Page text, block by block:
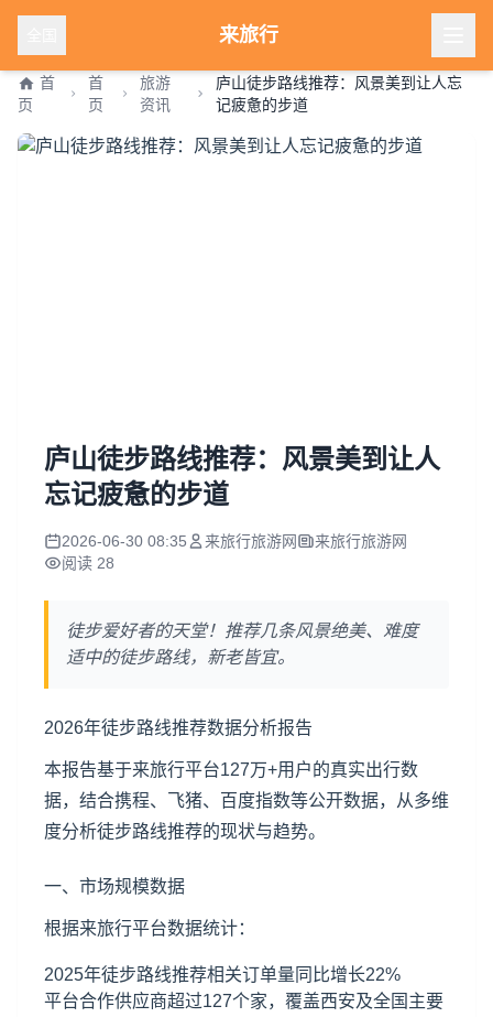
来旅行
首
页
首
页
旅游
资讯
庐山徒步路线推荐：风景美到让人忘
记疲惫的步道
庐山徒步路线推荐：风景美到让人
忘记疲惫的步道
2026-06-30 08:35 来旅行旅游网
来旅行旅游网
阅读 28
徒步爱好者的天堂！推荐几条风景绝美、难度
适中的徒步路线，新老皆宜。
2026年徒步路线推荐数据分析报告
本报告基于来旅行平台127万+用户的真实出行数
据，结合携程、飞猪、百度指数等公开数据，从多维
度分析徒步路线推荐的现状与趋势。
一、市场规模数据
根据来旅行平台数据统计：
2025年徒步路线推荐相关订单量同比增长22%
平台合作供应商超过127个家，覆盖西安及全国主要